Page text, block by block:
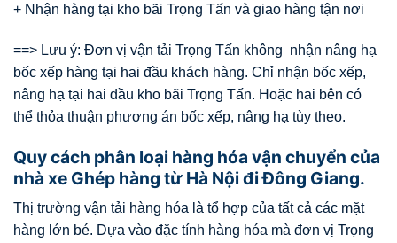
+ Nhận hàng tại kho bãi Trọng Tấn và giao hàng tận nơi
==> Lưu ý: Đơn vị vận tải Trọng Tấn không nhận nâng hạ
bốc xếp hàng tại hai đầu khách hàng. Chỉ nhận bốc xếp,
nâng hạ tại hai đầu kho bãi Trọng Tấn. Hoặc hai bên có
thể thỏa thuận phương án bốc xếp, nâng hạ tùy theo.
Quy cách phân loại hàng hóa vận chuyển của
nhà xe Ghép hàng từ Hà Nội đi Đông Giang.
Thị trường vận tải hàng hóa là tổ hợp của tất cả các mặt
hàng lớn bé. Dựa vào đặc tính hàng hóa mà đơn vị Trọng